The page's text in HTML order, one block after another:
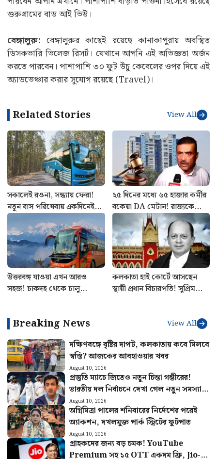
সকালেই রওনা, সন্ধ্যায় ফেরা!
নতুন বাস পরিষেবায় একদিনেই
ঘুরুন ঝাড়গ্রাম
২৫ দিনের মধ্যে ৬৫ হাজার কর্মীর
বকেয়া DA মেটান! রাজ্যকে
বিরাট নির্দেশ, কাদের কপাল
খুলল?
উত্তরবঙ্গ যাওয়া এখন আরও
সহজ! চাকদহ থেকে চালু
শিলিগুড়ির এসি বাস
কলকাতা হাই কোর্টে আসছেন
স্থায়ী প্রধান বিচারপতি! সুপ্রিম
কোর্ট কলেজিয়ামের বড় সুপারিশ
Breaking News View All
দক্ষিণবঙ্গে বৃষ্টির দাপট, কলকাতায় কবে মিলবে
স্বস্তি? আজকের আবহাওয়ার খবর
August 10, 2026
প্রস্তুতি ম্যাচে জিতেও নতুন চিন্তা গম্ভীরের!
অগ্নিমিত্রা পালের শনিবারের নির্দেশের পরেই
August 10, 2026
গ্রাহকদের জন্য বড় চমক! YouTube
Premium সহ ১৫ OTT একদম ফ্রি, Jio-র
নতুন Pass-এ একগুচ্ছ সুবিধা
August 10, 2026
চালু হবে বোটিং থেকে সংরক্ষণাগার, রবীন্দ্র
সরোবরকে টুরিস্ট অ্যাট্রাকশন করতে উদ্যোগী
KMDA
August 10, 2026
‘মারার চক্রান্ত… গোটা পশ্চিমবঙ্গ জেগে উঠবে’,
হালিশহরের ঘটনায় হুঙ্কার কল্যাণের
August 10, 2026